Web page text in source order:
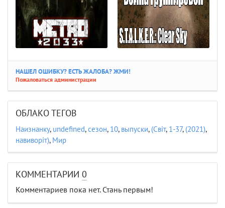
НАШЕЛ ОШИБКУ? ЕСТЬ ЖАЛОБА? ЖМИ!
Пожаловаться администрации
ОБЛАКО ТЕГОВ
Наизнанку, undefined,сезон, 10, выпуски, (Свiт, 1-37, (2021),
навиворiт), Мир
КОММЕНТАРИИ 0
Комментариев пока нет. Стань первым!